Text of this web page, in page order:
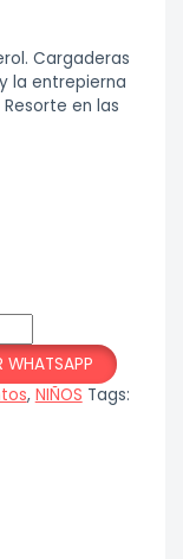
Cargaderas
la entrepierna
en las
WHATSAPP
, NIÑOS Tags: